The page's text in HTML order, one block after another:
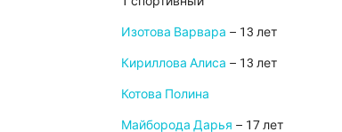
Изотова Варвара – 13 лет
Кириллова Алиса – 13 лет
Котова Полина
Майборода Дарья – 17 лет